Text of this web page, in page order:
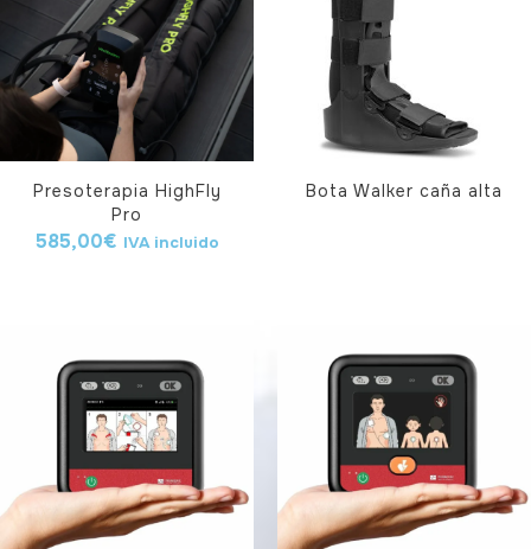
Presoterapia HighFly
Pro
585,00€ IVA incluido
Bota Walker caña alta